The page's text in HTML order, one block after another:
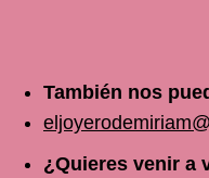
También nos
¿Quieres venir a